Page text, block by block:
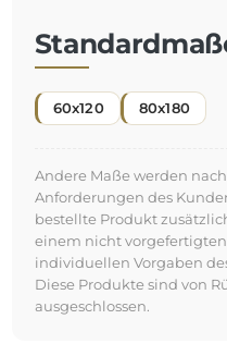
Kostenlose
Transport
Um den Transport müssen
wir kümmern uns darum,
völlig kostenlos. Wir
Fuhrpark und geschultes
garantieren, dass der
zusätzliche Kosten. Selbst
großen Abmessungen
schnellen Lieferung